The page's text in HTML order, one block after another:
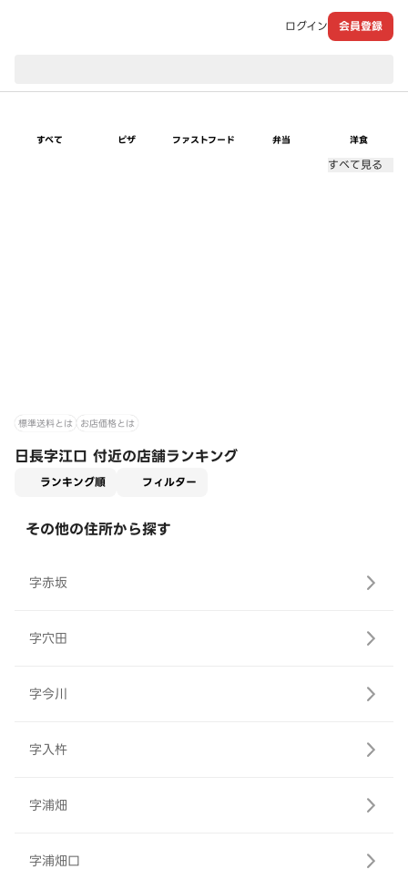
ログイン 会員登録
すべて ピザ ファストフード 弁当 洋食
すべて見る
標準送料とは お店価格とは
日長字江口 付近の店舗ランキング
ランキング順 フィルター
その他の住所から探す
字赤坂
字穴田
字今川
字入杵
字浦畑
字浦畑口